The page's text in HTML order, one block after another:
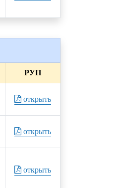
РУП
открыть
открыть
открыть